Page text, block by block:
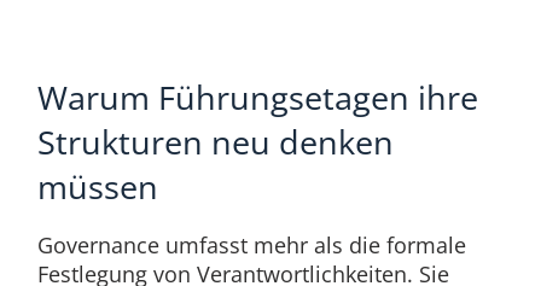
Warum Führungsetagen ihre
Strukturen neu denken
müssen
Governance umfasst mehr als die formale
Festlegung von Verantwortlichkeiten. Sie